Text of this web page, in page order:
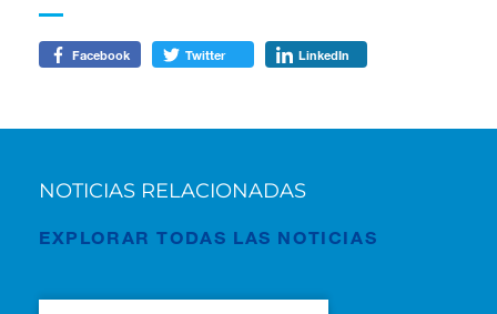
Facebook Twitter LinkedIn
NOTICIAS RELACIONADAS
EXPLORAR TODAS LAS NOTICIAS